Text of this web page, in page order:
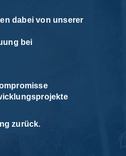
dabei von unserer
bei
zurück.